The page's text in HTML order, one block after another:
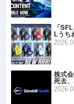
「
Lうち
株式
死去、